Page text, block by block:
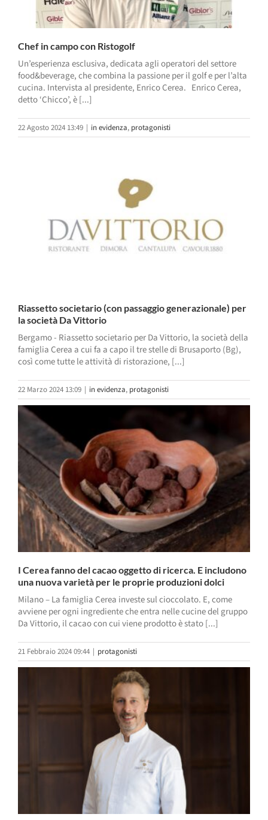
Chef in campo con Ristogolf
Un’esperienza esclusiva, dedicata agli operatori del settore
food&beverage, che combina la passione per il golf e per l’alta
cucina. Intervista al presidente, Enrico Cerea. Enrico Cerea,
detto ‘Chicco’, è [...]
22 Agosto 2024 13:49 | in evidenza, protagonisti
Riassetto societario (con passaggio generazionale) per
la società Da Vittorio
Bergamo - Riassetto societario per Da Vittorio, la società della
famiglia Cerea a cui fa a capo il tre stelle di Brusaporto (Bg),
così come tutte le attività di ristorazione, [...]
22 Marzo 2024 13:09 | in evidenza, protagonisti
I Cerea fanno del cacao oggetto di ricerca. E includono
una nuova varietà per le proprie produzioni dolci
Milano – La famiglia Cerea investe sul cioccolato. E, come
avviene per ogni ingrediente che entra nelle cucine del gruppo
Da Vittorio, il cacao con cui viene prodotto è stato [...]
21 Febbraio 2024 09:44 | protagonisti